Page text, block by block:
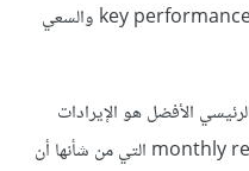
مؤشرات الأداء الرئيسية key performance indicators والسعي
الأفضل هو الإيرادات
الشهرية المتكررة monthly recurring revenue التي من شأنها أن